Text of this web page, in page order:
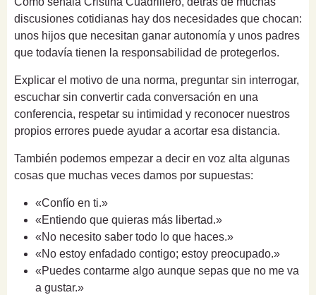
discusiones cotidianas hay dos necesidades que chocan:
unos hijos que necesitan ganar autonomía y unos padres
que todavía tienen la responsabilidad de protegerlos.
Explicar el motivo de una norma, preguntar sin interrogar,
escuchar sin convertir cada conversación en una
conferencia, respetar su intimidad y reconocer nuestros
propios errores puede ayudar a acortar esa distancia.
También podemos empezar a decir en voz alta algunas
cosas que muchas veces damos por supuestas:
«Confío en ti.»
«Entiendo que quieras más libertad.»
«No necesito saber todo lo que haces.»
«No estoy enfadado contigo; estoy preocupado.»
«Puedes contarme algo aunque sepas que no me va
a gustar.»